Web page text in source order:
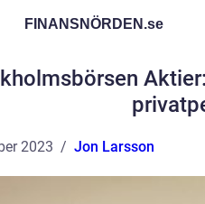
FINANSNÖRDEN.se
2023 Jon Larsson